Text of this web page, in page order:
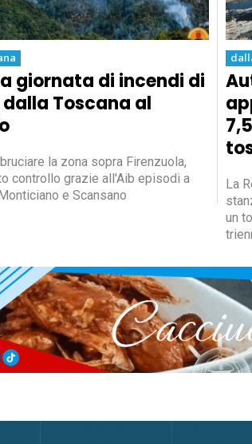
giornata di incendi di
Toscana al
la zona sopra Firenzuola,
controllo grazie all'Aib episodi a
e Scansano
La
un